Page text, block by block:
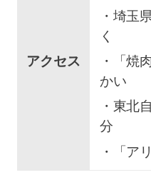
アクセス
・埼玉
く
・「焼
かい
・東北
分
・「ア